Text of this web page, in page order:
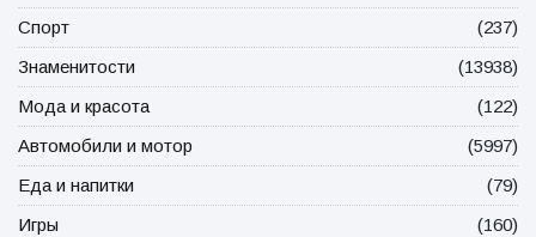
Спорт
(237)
Знаменитости
(13938)
Мода и красота
(122)
Автомобили и мотор
(5997)
Еда и напитки
(79)
Игры
(160)